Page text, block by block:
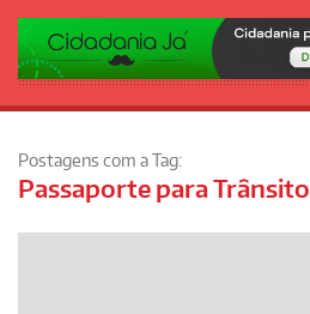
Postagens com a Tag:
Passaporte para Trânsito